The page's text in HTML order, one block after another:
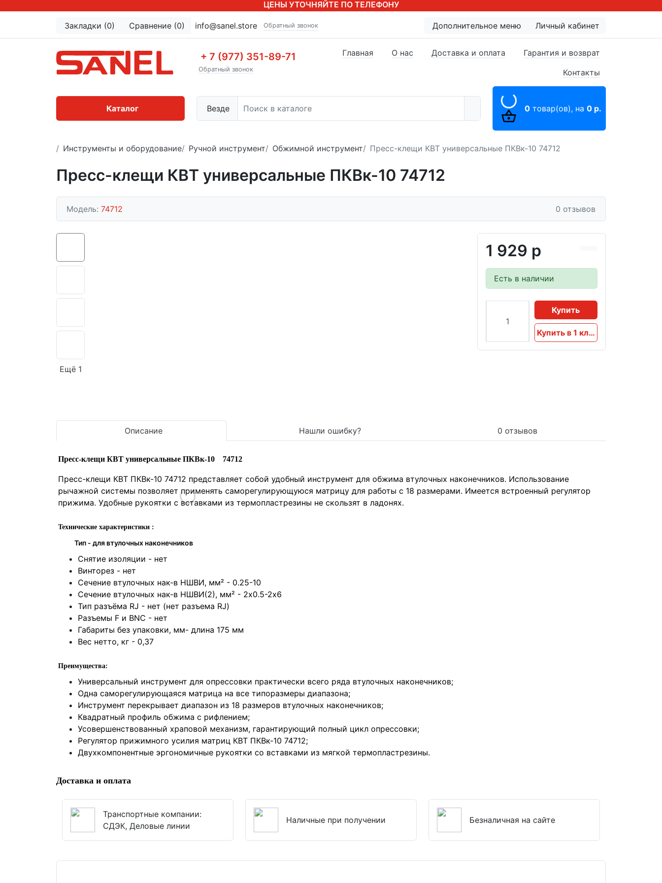
ЦЕНЫ УТОЧНЯЙТЕ ПО ТЕЛЕФОНУ
Закладки (0) Сравнение (0) info@sanel.store Обратный звонок Дополнительное меню Личный кабинет
+ 7 (977) 351-89-71
Обратный звонок
Везде
Главная О нас Доставка и оплата
Гарантия и возврат
Контакты
0 товар(ов), на 0 р.
Каталог
Инструменты и оборудование Ручной инструмент Обжимной инструмент Пресс-клещи КВТ универсальные ПКВк-10 74712
Пресс-клещи КВТ универсальные ПКВк-10 74712
Модель: 74712 0 отзывов
Ещё 1
1 929 р
Есть в наличии
Купить
Купить в 1 клик
Описание Нашли ошибку? 0 отзывов
Пресс-клещи КВТ универсальные ПКВк-10 74712
Пресс-клещи КВТ ПКВк-10 74712 представляет собой удобный инструмент для обжима втулочных наконечников. Использование
рычажной системы позволяет применять саморегулирующуюся матрицу для работы с 18 размерами. Имеется встроенный регулятор
прижима. Удобные рукоятки с вставками из термопластрезины не скользят в ладонях.
Технические характеристики :
Тип - для втулочных наконечников
Снятие изоляции - нет
Винторез - нет
Сечение втулочных нак-в НШВИ, мм² - 0.25-10
Сечение втулочных нак-в НШВИ(2), мм² - 2х0.5-2х6
Тип разъёма RJ - нет (нет разъема RJ)
Разъемы F и BNC - нет
Габариты без упаковки, мм- длина 175 мм
Вес нетто, кг - 0,37
Преимущества:
Универсальный инструмент для опрессовки практически всего ряда втулочных наконечников;
Одна саморегулирующаяся матрица на все типоразмеры диапазона;
Инструмент перекрывает диапазон из 18 размеров втулочных наконечников;
Квадратный профиль обжима с рифлением;
Усовершенствованный храповой механизм, гарантирующий полный цикл опрессовки;
Регулятор прижимного усилия матриц КВТ ПКВк-10 74712;
Двухкомпонентные эргономичные рукоятки со вставками из мягкой термопластрезины.
Доставка и оплата
Транспортные компании:
СДЭК, Деловые линии
Наличные при получении Безналичная на сайте